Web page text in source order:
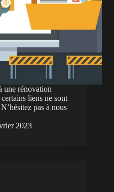
une rénovation
liens ne sont
pas à nous
2023